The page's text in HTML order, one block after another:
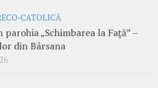
CATOLICĂ
parohia „Schimbarea la Față” –
din Bârsana